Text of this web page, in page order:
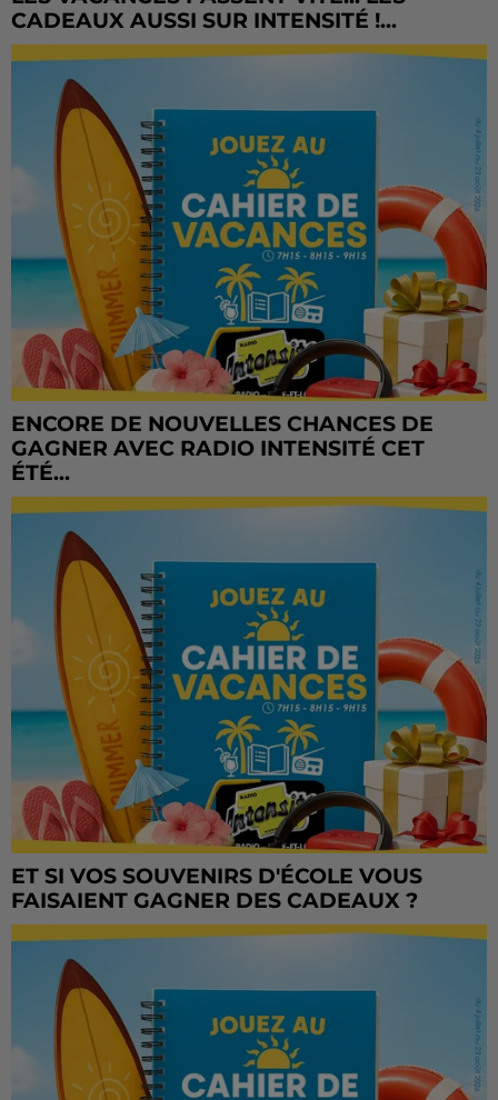
CADEAUX AUSSI SUR INTENSITÉ !...
ENCORE DE NOUVELLES CHANCES DE
GAGNER AVEC RADIO INTENSITÉ CET
ÉTÉ...
ET SI VOS SOUVENIRS D'ÉCOLE VOUS
FAISAIENT GAGNER DES CADEAUX ?